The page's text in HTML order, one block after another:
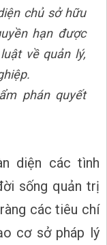
chủ sở hữu
hạn được
về quản lý,
phán quyết
diện các tình
sống quản trị
các tiêu chí
cơ sở pháp lý